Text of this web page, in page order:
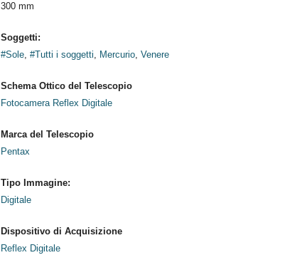
300 mm
Soggetti:
#Sole, #Tutti i soggetti, Mercurio, Venere
Schema Ottico del Telescopio
Fotocamera Reflex Digitale
Marca del Telescopio
Pentax
Tipo Immagine:
Digitale
Dispositivo di Acquisizione
Reflex Digitale